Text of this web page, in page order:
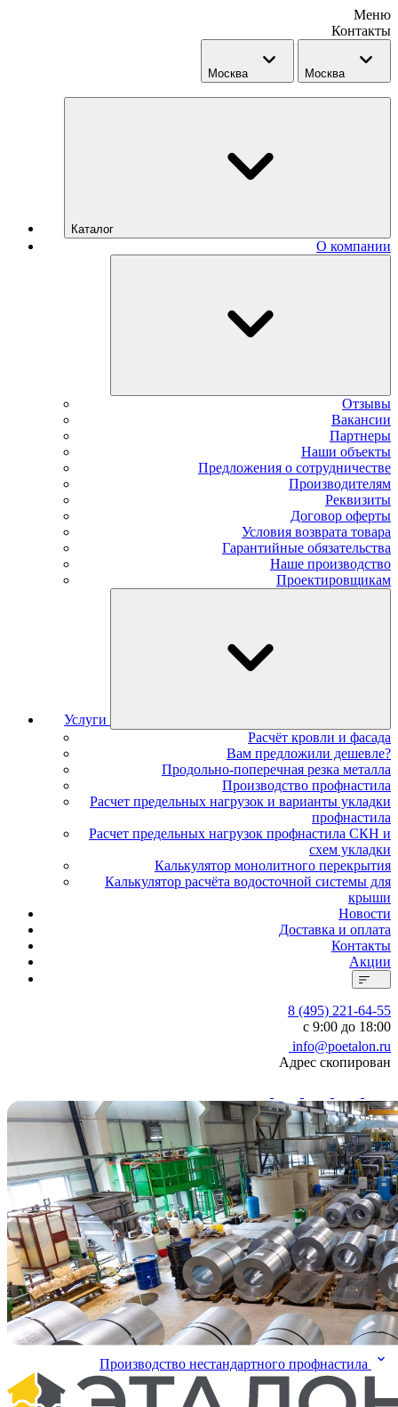
Меню
Контакты
Москва Москва
Каталог
О компании
Отзывы
Вакансии
Партнеры
Наши объекты
Предложения о сотрудничестве
Производителям
Реквизиты
Договор оферты
Условия возврата товара
Гарантийные обязательства
Наше производство
Проектировщикам
Услуги
Расчёт кровли и фасада
Вам предложили дешевле?
Продольно-поперечная резка металла
Производство профнастила
Расчет предельных нагрузок и варианты укладки
профнастила
Расчет предельных нагрузок профнастила СКН и
схем укладки
Калькулятор монолитного перекрытия
Калькулятор расчёта водосточной системы для
крыши
Новости
Доставка и оплата
Контакты
Акции
8 (495) 221-64-55
с 9:00 до 18:00
info@poetalon.ru
Адрес скопирован
Производство нестандартного профнастила